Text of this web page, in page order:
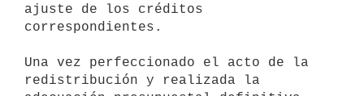
ajuste de los créditos
correspondientes.
Una vez perfeccionado el acto de la
redistribución y realizada la